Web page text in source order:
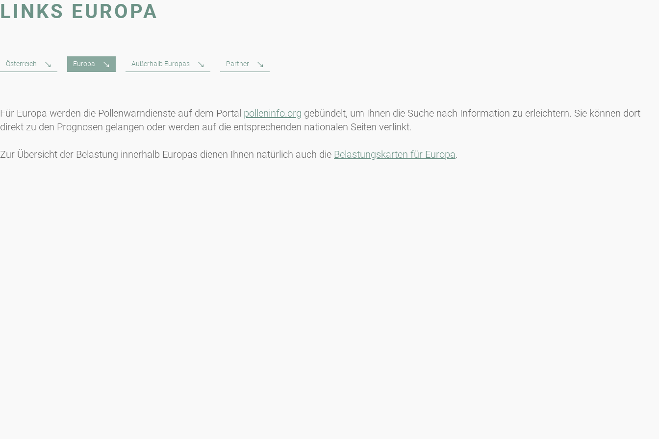
LINKS EUROPA
Österreich Europa Außerhalb Europas Partner
Für Europa werden die Pollenwarndienste auf dem Portal polleninfo.org gebündelt, um Ihnen die Suche nach Information zu erleichtern. Sie können dort
direkt zu den Prognosen gelangen oder werden auf die entsprechenden nationalen Seiten verlinkt.
Zur Übersicht der Belastung innerhalb Europas dienen Ihnen natürlich auch die Belastungskarten für Europa.